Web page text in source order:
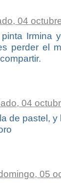
04
Irmina
perder el
04
de pastel,
05